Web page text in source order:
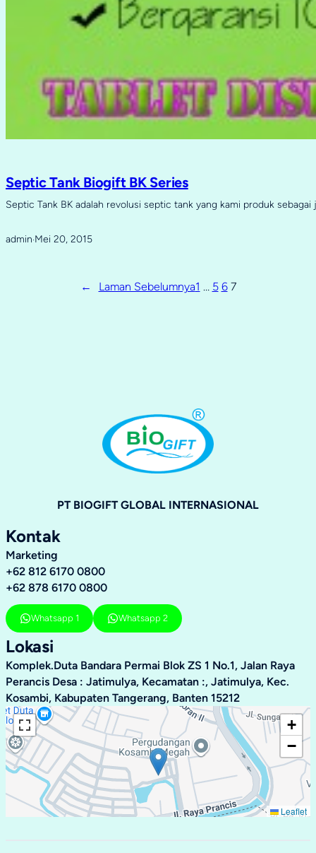
Septic Tank Biogift BK Series
Septic Tank BK adalah revolusi septic tank yang kami produk sebagai
admin·Mei 20, 2015
← Laman Sebelumnya1 … 5 6 7
PT BIOGIFT GLOBAL INTERNASIONAL
Kontak
Marketing
+62 812 6170 0800
+62 878 6170 0800
Whatsapp 1 Whatsapp 2
Lokasi
Komplek.Duta Bandara Permai Blok ZS 1 No.1, Jalan Raya
Perancis Desa : Jatimulya, Kecamatan :, Jatimulya, Kec.
Kosambi, Kabupaten Tangerang, Banten 15212
+
−
Leaflet